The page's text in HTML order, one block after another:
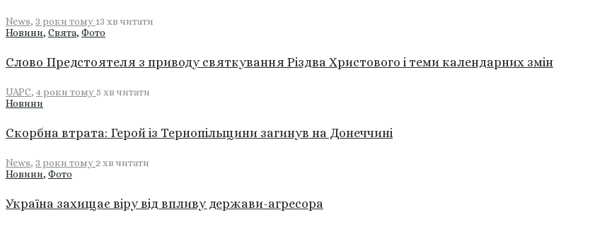
News, 3 роки тому 13 хв читати
Новини, Свята, Фото
Слово Предстоятеля з приводу святкування Різдва Христового і теми календарних змін
UAPC, 4 роки тому5 хв читати
Новини
Скорбна втрата: Герой із Тернопільщини загинув на Донеччині
News, 3 роки тому 2 хв читати
Новини, Фото
Україна захищає віру від впливу держави-агресора